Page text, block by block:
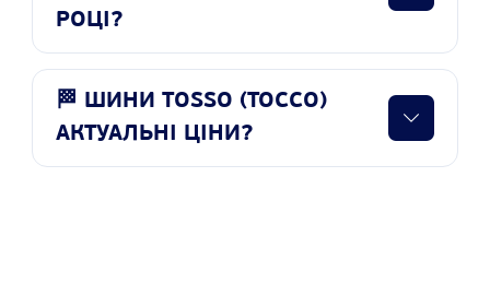
РОЦІ?
🏁 ШИНИ TOSSO (ТОССО)
АКТУАЛЬНІ ЦІНИ?